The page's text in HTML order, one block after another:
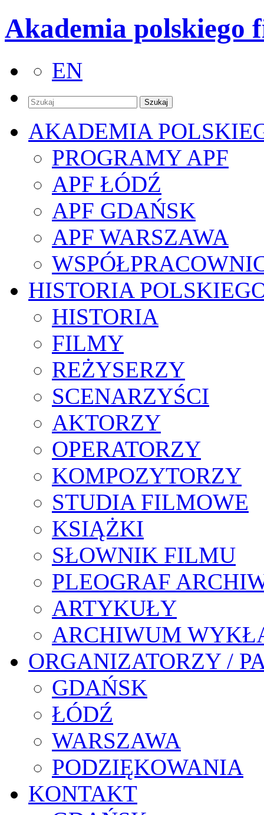
Akademia polskiego
EN
AKADEMIA
PROGRAMY APF
APF ŁÓDŹ
APF GDAŃSK
APF WARSZAWA
HISTORIA
HISTORIA
FILMY
REŻYSERZY
SCENARZYŚCI
AKTORZY
OPERATORZY
KOMPOZYTORZY
STUDIA FILMOWE
KSIĄŻKI
SŁOWNIK FILMU
PLEOGRAF
ARTYKUŁY
ARCHIWUM
ORGANIZATORZY /
GDAŃSK
ŁÓDŹ
WARSZAWA
PODZIĘKOWANIA
KONTAKT